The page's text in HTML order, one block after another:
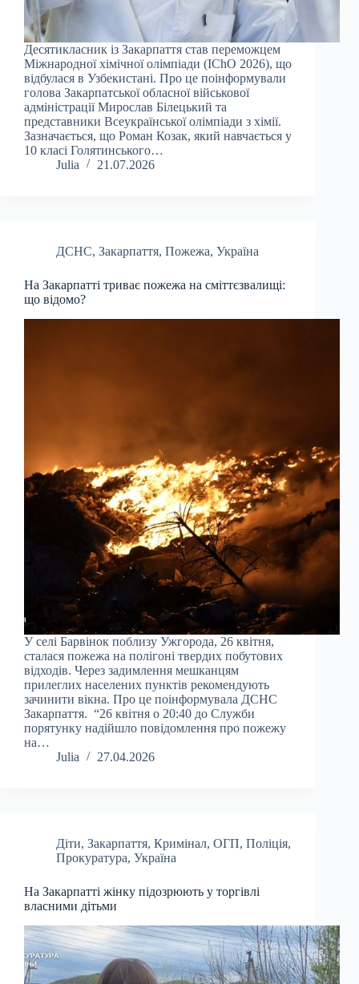
Десятикласник із Закарпаття став переможцем
Міжнародної хімічної олімпіади (IChO 2026), що
відбулася в Узбекистані. Про це поінформували
голова Закарпатської обласної військової
адміністрації Мирослав Білецький та
представники Всеукраїнської олімпіади з хімії.
Зазначається, що Роман Козак, який навчається у
10 класі Голятинського…
Julia
21.07.2026
ДСНС, Закарпаття, Пожежа, Україна
На Закарпатті триває пожежа на сміттєзвалищі:
що відомо?
У селі Барвінок поблизу Ужгорода, 26 квітня,
сталася пожежа на полігоні твердих побутових
відходів. Через задимлення мешканцям
прилеглих населених пунктів рекомендують
зачинити вікна. Про це поінформувала ДСНС
Закарпаття. “26 квітня о 20:40 до Служби
порятунку надійшло повідомлення про пожежу
на…
Julia
27.04.2026
Діти, Закарпаття, Кримінал, ОГП, Поліція,
Прокуратура, Україна
На Закарпатті жінку підозрюють у торгівлі
власними дітьми